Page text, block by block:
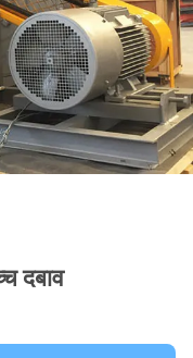
दबाव